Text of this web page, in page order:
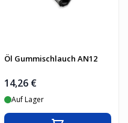
Öl Gummischlauch AN12
14,26 €
Auf Lager